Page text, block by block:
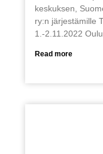
keskuksen,
ry:n järjestämille
1.-2.11.2022
Read more